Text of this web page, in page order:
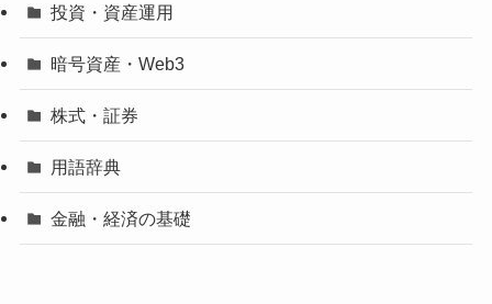
投資・資産運用
暗号資産・Web3
株式・証券
用語辞典
金融・経済の基礎